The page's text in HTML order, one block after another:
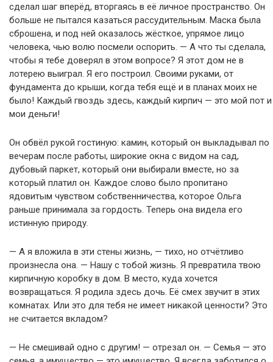
сделал шаг вперёд, вторгаясь в её личное пространство. Он
больше не пытался казаться рассудительным. Маска была
сброшена, и под ней оказалось жёсткое, упрямое лицо
человека, чью волю посмели оспорить. — А что ты сделала,
чтобы я тебе доверял в этом вопросе? Я этот дом не в
лотерею выиграл. Я его построил. Своими руками, от
фундамента до крыши, когда тебя ещё и в планах моих не
было! Каждый гвоздь здесь, каждый кирпич — это мой пот и
мои деньги!
Он обвёл рукой гостиную: камин, который он выкладывал по
вечерам после работы, широкие окна с видом на сад,
дубовый паркет, который они выбирали вместе, но за
который платил он. Каждое слово было пропитано
ядовитым чувством собственничества, которое Ольга
раньше принимала за гордость. Теперь она видела его
истинную природу.
— А я вложила в эти стены жизнь, — тихо, но отчётливо
произнесла она. — Нашу с тобой жизнь. Я превратила твою
кирпичную коробку в дом. В место, куда хочется
возвращаться. Я родила здесь дочь. Её смех звучит в этих
комнатах. Или это для тебя не имеет никакой ценности? Это
не считается вкладом?
— Не смешивай одно с другим! — отрезал он. — Семья — это